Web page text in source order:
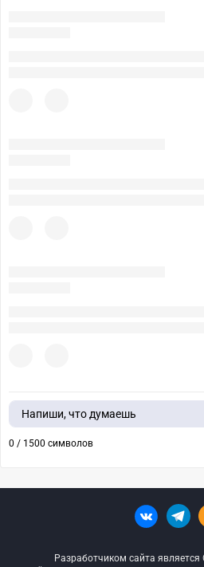
Напиши, что думаешь
0 / 1500 символов
Разработчиком сайта